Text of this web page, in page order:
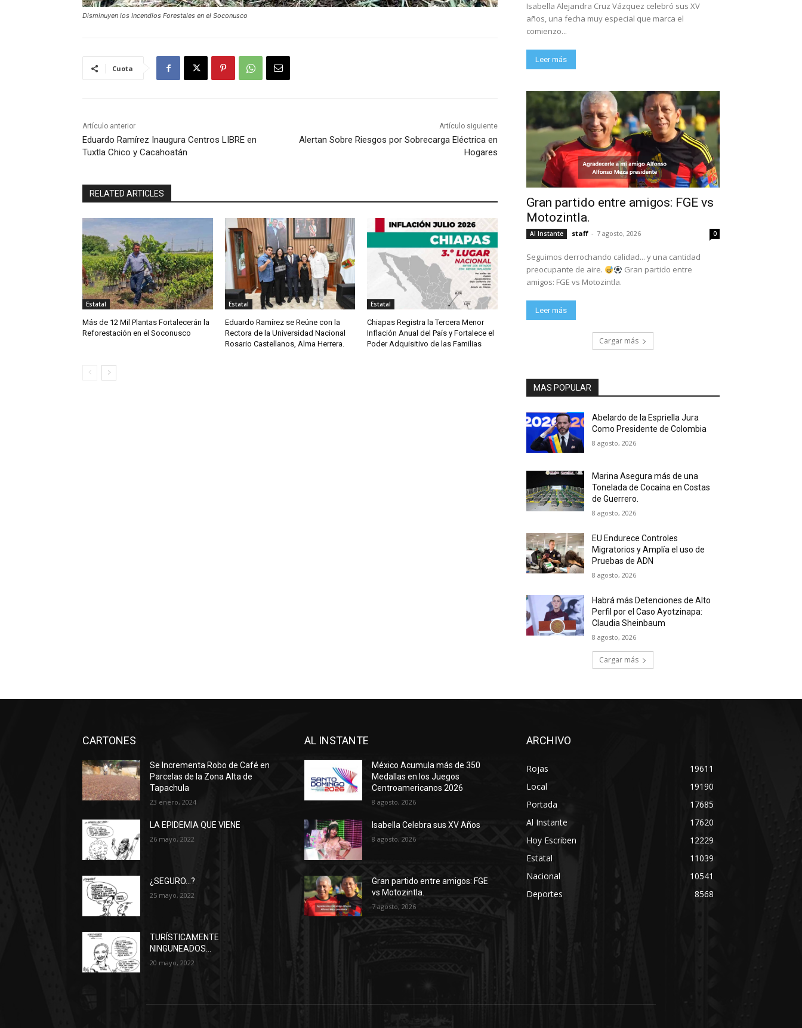
Disminuyen los Incendios Forestales en el Soconusco
Cuota
Artículo anterior
Eduardo Ramírez Inaugura Centros LIBRE en
Tuxtla Chico y Cacahoatán
Artículo siguiente
Alertan Sobre Riesgos por Sobrecarga Eléctrica en
Hogares
RELATED ARTICLES
Estatal
Más de 12 Mil Plantas Fortalecerán la
Reforestación en el Soconusco
Estatal
Eduardo Ramírez se Reúne con la
Rectora de la Universidad Nacional
Rosario Castellanos, Alma Herrera.
Estatal
Chiapas Registra la Tercera Menor
Inflación Anual del País y Fortalece el
Poder Adquisitivo de las Familias
Isabella Alejandra Cruz Vázquez celebró sus XV
años, una fecha muy especial que marca el
comienzo...
Leer más
Gran partido entre amigos: FGE vs
Motozintla.
Al Instante staff - 7 agosto, 2026 0
Seguimos derrochando calidad... y una cantidad
preocupante de aire.
Gran partido entre
amigos: FGE vs Motozintla.
Leer más
Cargar más
MAS POPULAR
Abelardo de la Espriella Jura
Como Presidente de Colombia
8 agosto, 2026
Marina Asegura más de una
Tonelada de Cocaína en Costas
de Guerrero.
8 agosto, 2026
EU Endurece Controles
Migratorios y Amplía el uso de
Pruebas de ADN
8 agosto, 2026
Habrá más Detenciones de Alto
Perfil por el Caso Ayotzinapa:
Claudia Sheinbaum
8 agosto, 2026
Cargar más
CARTONES
Se Incrementa Robo de Café en
Parcelas de la Zona Alta de
Tapachula
23 enero, 2024
LA EPIDEMIA QUE VIENE
26 mayo, 2022
¿SEGURO…?
25 mayo, 2022
TURÍSTICAMENTE
NINGUNEADOS…
20 mayo, 2022
AL INSTANTE
México Acumula más de 350
Medallas en los Juegos
Centroamericanos 2026
8 agosto, 2026
Isabella Celebra sus XV Años
8 agosto, 2026
Gran partido entre amigos: FGE
vs Motozintla.
7 agosto, 2026
ARCHIVO
Rojas
19611
Local
19190
Portada
17685
Al Instante
17620
Hoy Escriben
12229
Estatal
11039
Nacional
10541
Deportes
8568